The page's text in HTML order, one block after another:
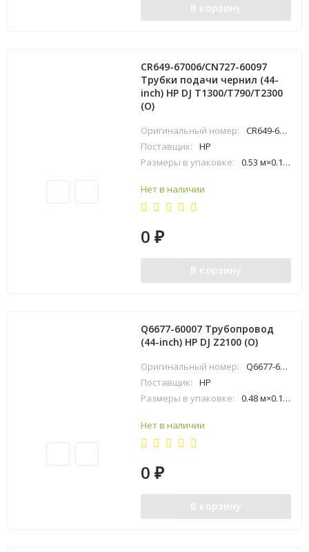
В корзину
CR649-67006/CN727-60097
Трубки подачи чернил (44-
inch) HP DJ T1300/T790/T2300
(O)
Оригинальный номер:
CR649-67006
Поставщик:
HP
Размеры в упаковке:
0.53 м×0.12 м×0.73 м
Нет в наличии
0₽
В корзину
Q6677-60007 Трубопровод
(44-inch) HP DJ Z2100 (O)
Оригинальный номер:
Q6677-60007
Поставщик:
HP
Размеры в упаковке:
0.48 м×0.15 м×1.04 м
Нет в наличии
0₽
В корзину